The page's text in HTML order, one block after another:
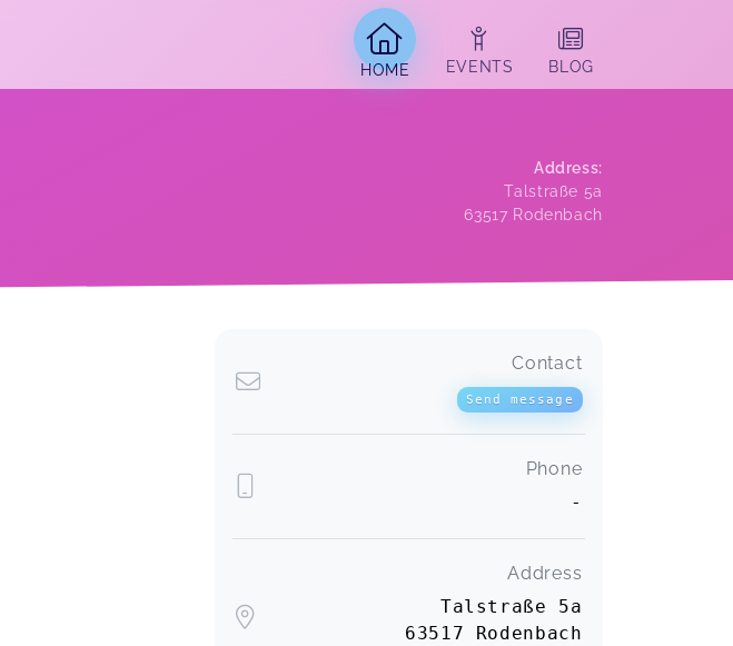
HOME
EVENTS BLOG
Address:
Talstraße 5a
63517 Rodenbach
Contact
Send message
Phone
-
Address
Talstraße 5a
63517 Rodenbach